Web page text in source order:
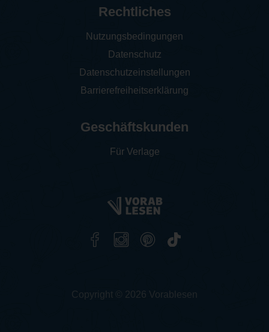
Rechtliches
Nutzungsbedingungen
Datenschutz
Datenschutzeinstellungen
Barrierefreiheitserklärung
Geschäftskunden
Für Verlage
Copyright © 2026 Vorablesen